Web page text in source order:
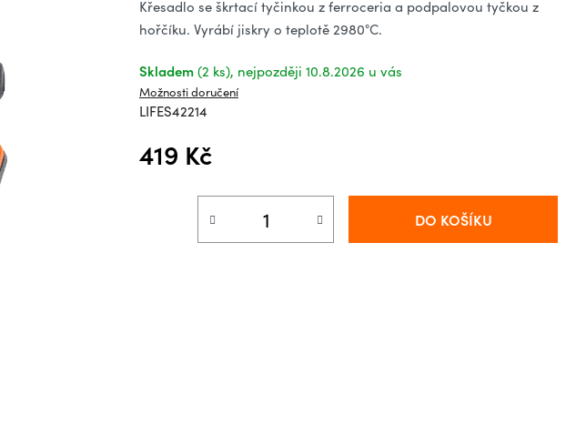
Křesadlo se škrtací tyčinkou z ferroceria a podpalovou tyčkou z
hořčíku. Vyrábí jiskry o teplotě 2980°C.
Skladem (2 ks) 10.8.2026
Možnosti doručení
LIFES42214
419 Kč
DO KOŠÍKU